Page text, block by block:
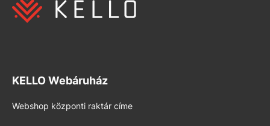
KELLO Webáruház
Webshop központi raktár címe